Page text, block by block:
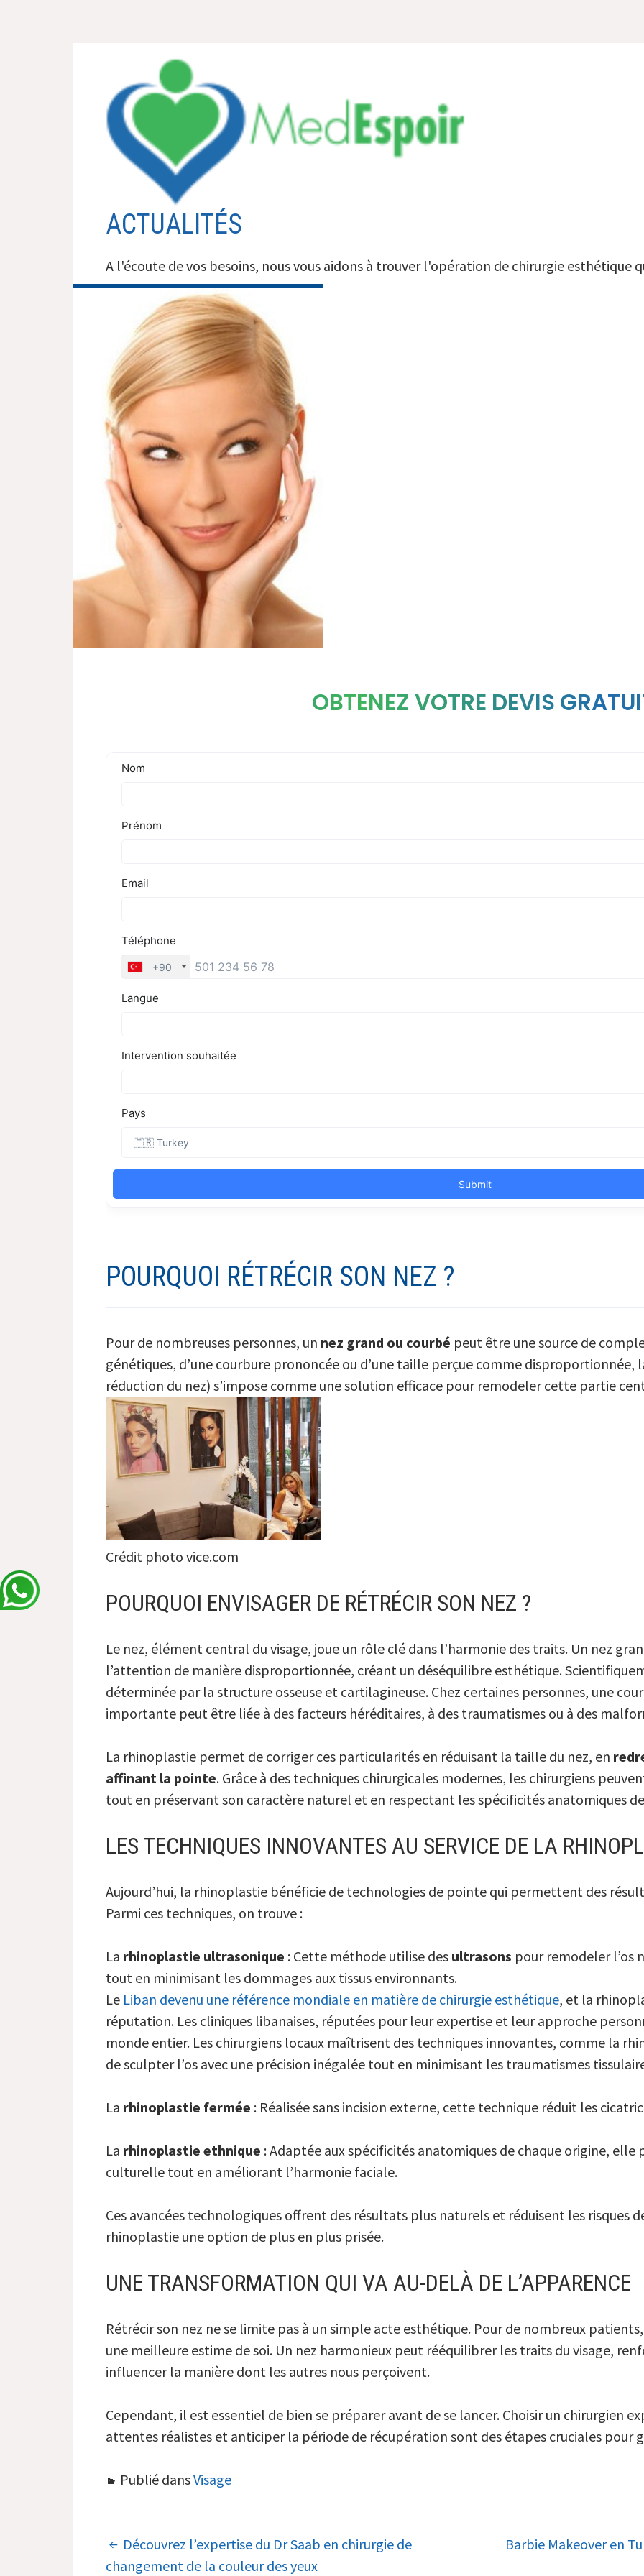
contenu
ACTUALITÉS
A l'écoute de vos besoins, nous vous aidons à trouver l'opération de chirurgie esthétique
OBTENEZ VOTRE DEVIS
POURQUOI RÉTRÉCIR SON NEZ ?
Pour de nombreuses personnes, un nez grand ou courbé peut être une source de
génétiques, d’une courbure prononcée ou d’une taille perçue comme disproportionnée,
réduction du nez) s’impose comme une solution efficace pour remodeler cette partie
Crédit photo vice.com
POURQUOI ENVISAGER DE RÉTRÉCIR SON NEZ ?
Le nez, élément central du visage, joue un rôle clé dans l’harmonie des traits. Un nez
l’attention de manière disproportionnée, créant un déséquilibre esthétique.
déterminée par la structure osseuse et cartilagineuse. Chez certaines personnes, une
importante peut être liée à des facteurs héréditaires, à des traumatismes ou à des
La rhinoplastie permet de corriger ces particularités en réduisant la taille du nez, en
affinant la pointe. Grâce à des techniques chirurgicales modernes, les chirurgiens
tout en préservant son caractère naturel et en respectant les spécificités anatomiques
LES TECHNIQUES INNOVANTES AU SERVICE DE LA
Aujourd’hui, la rhinoplastie bénéficie de technologies de pointe qui permettent des
Parmi ces techniques, on trouve :
La rhinoplastie ultrasonique : Cette méthode utilise des ultrasons pour remodeler l’os
tout en minimisant les dommages aux tissus environnants.
Le Liban devenu une référence mondiale en matière de chirurgie esthétique, et la
réputation. Les cliniques libanaises, réputées pour leur expertise et leur approche
monde entier. Les chirurgiens locaux maîtrisent des techniques innovantes, comme la
de sculpter l’os avec une précision inégalée tout en minimisant les traumatismes
La rhinoplastie fermée : Réalisée sans incision externe, cette technique réduit les
La rhinoplastie ethnique : Adaptée aux spécificités anatomiques de chaque origine,
culturelle tout en améliorant l’harmonie faciale.
Ces avancées technologiques offrent des résultats plus naturels et réduisent les risques
rhinoplastie une option de plus en plus prisée.
UNE TRANSFORMATION QUI VA AU-DELÀ DE L’APPARENCE
Rétrécir son nez ne se limite pas à un simple acte esthétique. Pour de nombreux
une meilleure estime de soi. Un nez harmonieux peut rééquilibrer les traits du visage,
influencer la manière dont les autres nous perçoivent.
Cependant, il est essentiel de bien se préparer avant de se lancer. Choisir un chirurgien
attentes réalistes et anticiper la période de récupération sont des étapes cruciales pour
Publié dansVisage
NAVIGATION
Découvrez l’expertise du Dr Saab en chirurgie de
changement de la couleur des yeux
Barbie Makeover en